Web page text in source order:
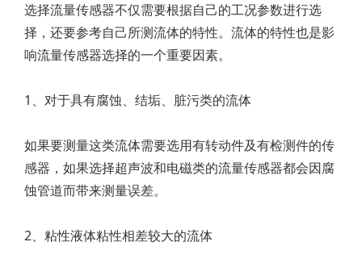
选择流量传感器不仅需要根据自己的工况参数进行选
择，还要参考自己所测流体的特性。流体的特性也是影
响流量传感器选择的一个重要因素。
1、对于具有腐蚀、结垢、脏污类的流体
如果要测量这类流体需要选用有转动件及有检测件的传
感器，如果选择超声波和电磁类的流量传感器都会因腐
蚀管道而带来测量误差。
2、粘性液体粘性相差较大的流体